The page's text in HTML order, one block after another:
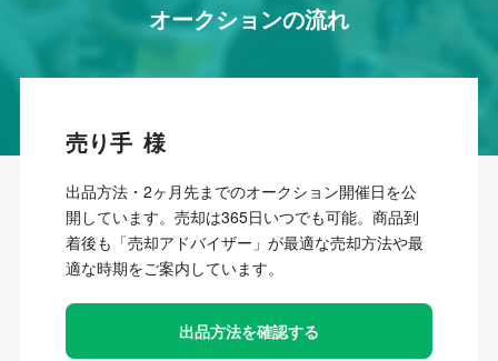
オークションの流れ
売り手
出品方法・2ヶ月先までのオークション開催日を公
開しています。売却は365日いつでも可能。商品到
着後も「売却アドバイザー」が最適な売却方法や最
適な時期をご案内しています。
出品方法を確認する